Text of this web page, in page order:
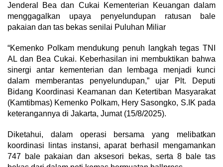
Jenderal Bea dan Cukai Kementerian Keuangan dalam
menggagalkan upaya penyelundupan ratusan bale
pakaian dan tas bekas senilai Puluhan Miliar
“Kemenko Polkam mendukung penuh langkah tegas TNI
AL dan Bea Cukai. Keberhasilan ini membuktikan bahwa
sinergi antar kementerian dan lembaga menjadi kunci
dalam memberantas penyelundupan,” ujar Plt. Deputi
Bidang Koordinasi Keamanan dan Ketertiban Masyarakat
(Kamtibmas) Kemenko Polkam, Hery Sasongko, S.IK pada
keterangannya di Jakarta, Jumat (15/8/2025).
Diketahui, dalam operasi bersama yang melibatkan
koordinasi lintas instansi, aparat berhasil mengamankan
747 bale pakaian dan aksesori bekas, serta 8 bale tas